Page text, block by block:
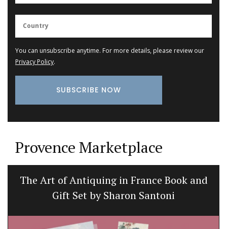
You can unsubscribe anytime. For more details, please review our
Privacy Policy.
Provence Marketplace
The Art of Antiquing in France Book and
Gift Set by Sharon Santoni